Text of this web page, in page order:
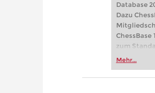
Database
Dazu
zum
haben und
Mehr...